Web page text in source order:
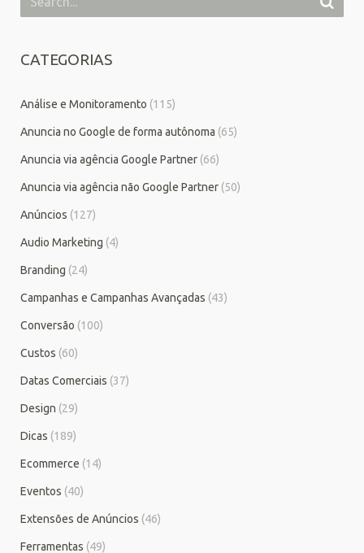
CATEGORIAS
Análise e Monitoramento (115)
Anuncia no Google de forma autônoma (65)
Anuncia via agência Google Partner (66)
Anuncia via agência não Google Partner (50)
Anúncios (127)
Audio Marketing (4)
Branding (24)
Campanhas e Campanhas Avançadas (43)
Conversão (100)
Custos (60)
Datas Comerciais (37)
Design (29)
Dicas (189)
Ecommerce (14)
Eventos (40)
Extensões de Anúncios (46)
Ferramentas (49)